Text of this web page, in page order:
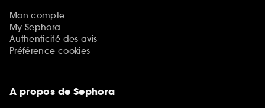
Mon compte
My Sephora
Authenticité des avis
Préférence cookies
A propos de Sephora